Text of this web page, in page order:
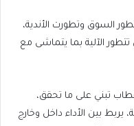
السوق وتطورت الأندية،
الآلية بما يتماشى مع
تبني على ما تحقق،
يربط بين الأداء داخل وخارج